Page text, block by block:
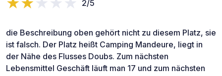
2/5
die Beschreibung oben gehört nicht zu diesem Platz, sie
ist falsch. Der Platz heißt Camping Mandeure, liegt in
der Nähe des Flusses Doubs. Zum nächsten
Lebensmittel Geschäft läuft man 17 und zum nächsten